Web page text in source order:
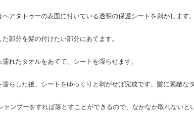
ヘアタトゥーの表面に付いている透明の保護シートを剥がします。
た部分を髪の付けたい部分にあてます。
濡れたタオルをあてて、シートを湿らせます。
濡らした後、シートをゆっくりと剥がせば完成です。髪に素敵な
ャンプーをすれば落とすことができるので、なかなか取れないと